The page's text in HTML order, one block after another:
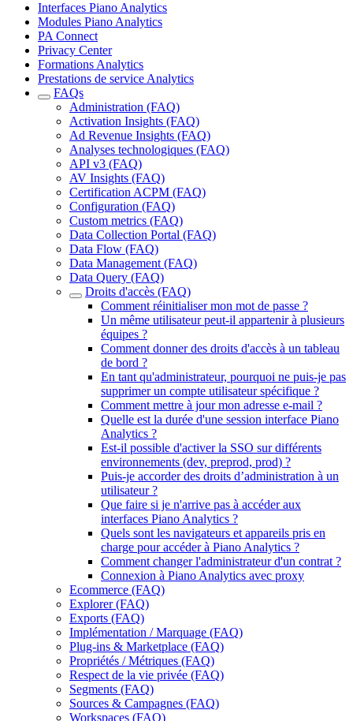
Interfaces Piano Analytics
Modules Piano Analytics
PA Connect
Privacy Center
Formations Analytics
Prestations de service Analytics
FAQs
Administration (FAQ)
Activation Insights (FAQ)
Ad Revenue Insights (FAQ)
Analyses technologiques (FAQ)
API v3 (FAQ)
AV Insights (FAQ)
Certification ACPM (FAQ)
Configuration (FAQ)
Custom metrics (FAQ)
Data Collection Portal (FAQ)
Data Flow (FAQ)
Data Management (FAQ)
Data Query (FAQ)
Droits d'accès (FAQ)
Comment réinitialiser mon mot de passe ?
Un même utilisateur peut-il appartenir à plusieurs
équipes ?
Comment donner des droits d'accès à un tableau
de bord ?
En tant qu'administrateur, pourquoi ne puis-je pas
supprimer un compte utilisateur spécifique ?
Comment mettre à jour mon adresse e-mail ?
Quelle est la durée d'une session interface Piano
Analytics ?
Est-il possible d'activer la SSO sur différents
environnements (dev, preprod, prod) ?
Puis-je accorder des droits d’administration à un
utilisateur ?
Que faire si je n'arrive pas à accéder aux
interfaces Piano Analytics ?
Quels sont les navigateurs et appareils pris en
charge pour accéder à Piano Analytics ?
Comment changer l'administrateur d'un contrat ?
Connexion à Piano Analytics avec proxy
Ecommerce (FAQ)
Explorer (FAQ)
Exports (FAQ)
Implémentation / Marquage (FAQ)
Plug-ins & Marketplace (FAQ)
Propriétés / Métriques (FAQ)
Respect de la vie privée (FAQ)
Segments (FAQ)
Sources & Campagnes (FAQ)
Workspaces (FAQ)